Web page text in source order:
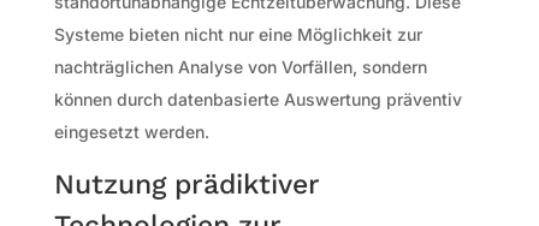
Systeme bieten nicht nur eine Möglichkeit zur
nachträglichen Analyse von Vorfällen, sondern
können durch datenbasierte Auswertung präventiv
eingesetzt werden.
Nutzung prädiktiver